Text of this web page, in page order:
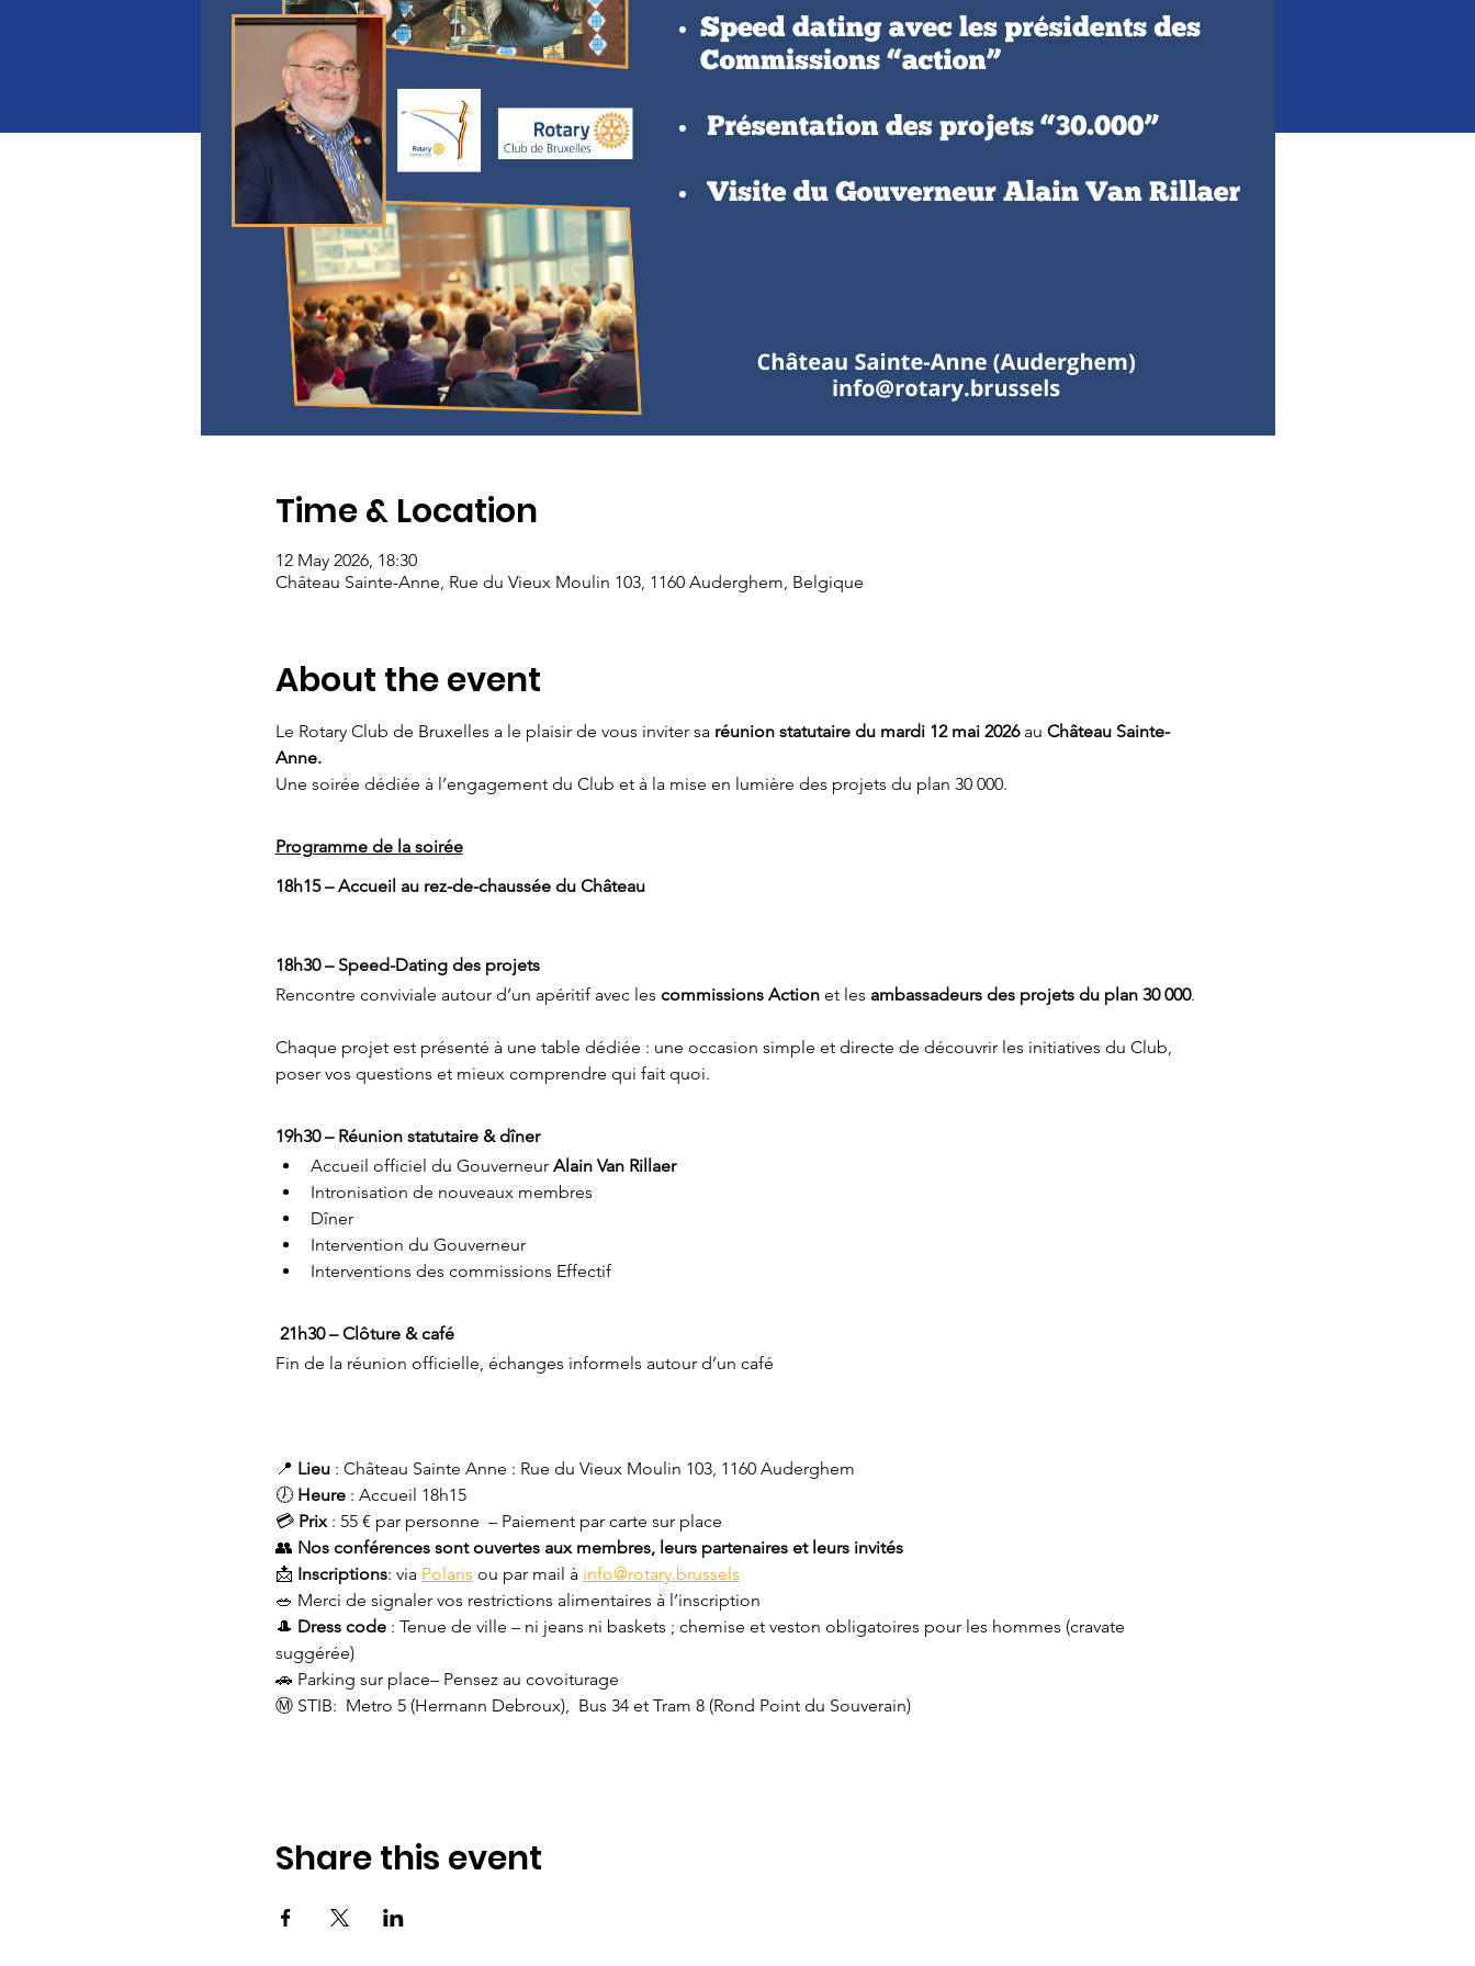
Time & Location
12 May 2026, 18:30
Château Sainte-Anne, Rue du Vieux Moulin 103, 1160 Auderghem, Belgique
About the event
Le Rotary Club de Bruxelles a le plaisir de vous inviter sa réunion statutaire du mardi 12 mai 2026 au Château Sainte-
Anne.
Une soirée dédiée à l’engagement du Club et à la mise en lumière des projets du plan 30 000.
Programme de la soirée
18h15 – Accueil au rez-de-chaussée du Château
18h30 – Speed-Dating des projets
Rencontre conviviale autour d’un apéritif avec les commissions Action et les ambassadeurs des projets du plan 30 000.
Chaque projet est présenté à une table dédiée : une occasion simple et directe de découvrir les initiatives du Club,
poser vos questions et mieux comprendre qui fait quoi.
19h30 – Réunion statutaire & dîner
Accueil officiel du Gouverneur Alain Van Rillaer
Intronisation de nouveaux membres
Dîner
Intervention du Gouverneur
Interventions des commissions Effectif
21h30 – Clôture & café
Fin de la réunion officielle, échanges informels autour d’un café
📍 Lieu : Château Sainte Anne : Rue du Vieux Moulin 103, 1160 Auderghem
🕖 Heure : Accueil 18h15
💳 Prix : 55 € par personne  – Paiement par carte sur place
👥 Nos conférences sont ouvertes aux membres, leurs partenaires et leurs invités
📩 Inscriptions: via Polaris ou par mail à info@rotary.brussels
🥗 Merci de signaler vos restrictions alimentaires à l’inscription
🎩 Dress code : Tenue de ville – ni jeans ni baskets ; chemise et veston obligatoires pour les hommes (cravate
suggérée)
🚗 Parking sur place– Pensez au covoiturage
Ⓜ️ STIB:  Metro 5 (Hermann Debroux),  Bus 34 et Tram 8 (Rond Point du Souverain)
Share this event